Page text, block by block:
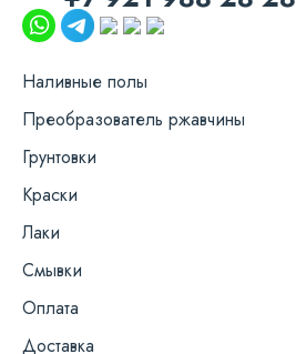
Наливные полы
Преобразователь ржавчины
Грунтовки
Краски
Лаки
Смывки
Оплата
Доставка